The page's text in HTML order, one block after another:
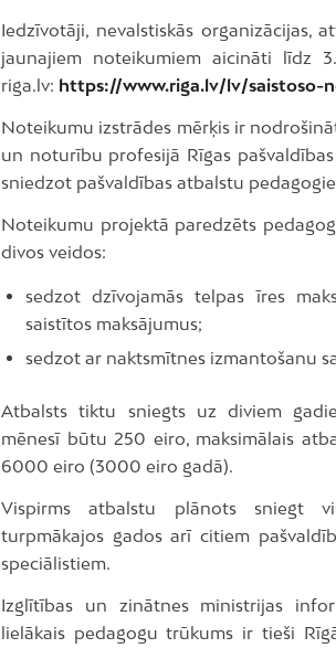
Iedzīvotāji, nevalstiskās organizācijas,
jaunajiem noteikumiem aicināti līdz
riga.lv: https://www.riga.lv/lv/saistoso-
Noteikumu izstrādes mērķis ir
un noturību profesijā Rīgas
sniedzot pašvaldības atbalstu
Noteikumu projektā paredzēts
divos veidos:
sedzot dzīvojamās telpas īres
saistītos maksājumus;
sedzot ar naktsmītnes izmantošanu
Atbalsts tiktu sniegts uz diviem
mēnesī būtu 250 eiro, maksimālais
6000 eiro (3000 eiro gadā).
Vispirms atbalstu plānots sniegt
turpmākajos gados arī citiem
speciālistiem.
Izglītības un zinātnes ministrijas
lielākais pedagogu trūkums ir tieši